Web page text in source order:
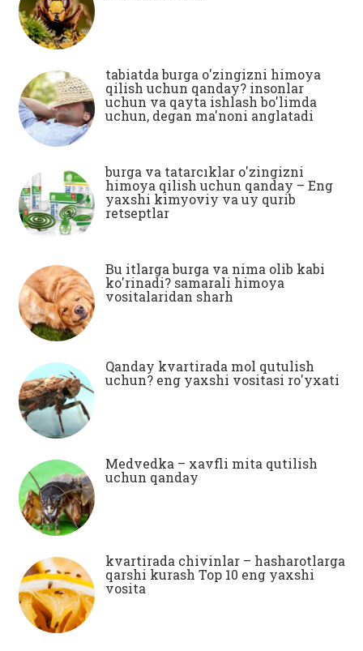
tabiatda burga o'zingizni himoya
qilish uchun qanday? insonlar
uchun va qayta ishlash bo'limda
uchun, degan ma'noni anglatadi
burga va tatarcıklar o'zingizni
himoya qilish uchun qanday – Eng
yaxshi kimyoviy va uy qurib
retseptlar
Bu itlarga burga va nima olib kabi
ko'rinadi? samarali himoya
vositalaridan sharh
Qanday kvartirada mol qutulish
uchun? eng yaxshi vositasi ro'yxati
Medvedka – xavfli mita qutilish
uchun qanday
kvartirada chivinlar – hasharotlarga
qarshi kurash Top 10 eng yaxshi
vosita